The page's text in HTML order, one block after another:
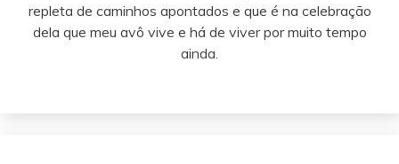
repleta de caminhos apontados e que é na celebração
dela que meu avô vive e há de viver por muito tempo
ainda.